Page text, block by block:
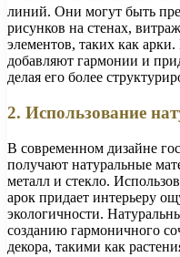
линий. Они могут быть
рисунков на стенах,
элементов, таких как
добавляют гармонии и
делая его более
2. Использование
В современном дизайне
получают натуральные
металл и стекло.
арок придает интерьеру
экологичности.
созданию гармоничного
декора, такими как